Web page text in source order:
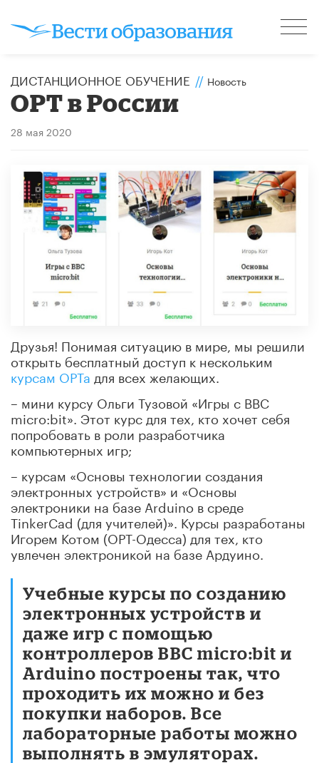
ДИСТАНЦИОННОЕ ОБУЧЕНИЕ // Новость
ОРТ в России
28 мая 2020
Друзья! Понимая ситуацию в мире, мы решили
открыть бесплатный доступ к нескольким
курсам ОРТа для всех желающих.
– мини курсу Ольги Тузовой «Игры с BBC
micro:bit». Этот курс для тех, кто хочет себя
попробовать в роли разработчика
компьютерных игр;
– курсам «Основы технологии создания
электронных устройств» и «Основы
электроники на базе Arduino в среде
TinkerCad (для учителей)». Курсы разработаны
Игорем Котом (ОРТ-Одесса) для тех, кто
увлечен электроникой на базе Ардуино.
Учебные курсы по созданию
электронных устройств и
даже игр с помощью
контроллеров BBC micro:bit и
Arduino построены так, что
проходить их можно и без
покупки наборов. Все
лабораторные работы можно
выполнять в эмуляторах.